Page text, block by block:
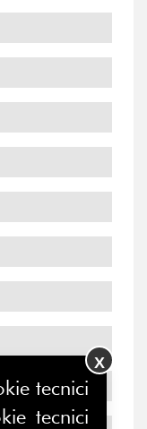
tecnici
tecnici
X